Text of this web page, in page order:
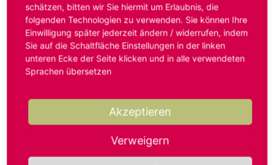
Anmelden
Benutzername oder E-Mail-Adresse*
Passwort*
schätzen, bitten wir Sie hiermit um Erlaubnis, die
folgenden Technologien zu verwenden. Sie können Ihre
Einwilligung später jederzeit ändern / widerrufen, indem
Sie auf die Schaltfläche Einstellungen in der linken
unteren Ecke der Seite klicken und in alle verwendeten
Sprachen übersetzen
Akzeptieren
Verweigern